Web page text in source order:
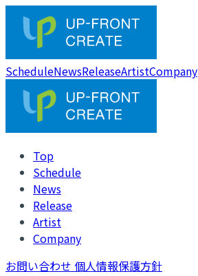
ScheduleNewsReleaseArtistCompany
Top
Schedule
News
Release
Artist
Company
お問い合わせ 個人情報保護方針